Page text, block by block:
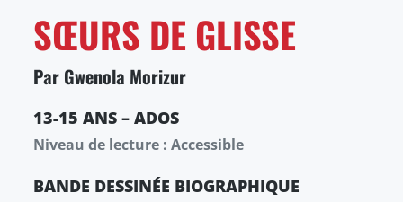
SŒURS DE GLISSE
Par Gwenola Morizur
13-15 ANS – ADOS
Niveau de lecture : Accessible
BANDE DESSINÉE BIOGRAPHIQUE